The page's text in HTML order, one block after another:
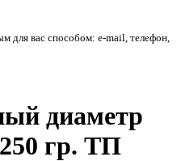
для вас способом: e-mail, телефон,
диаметр
гр. ТП